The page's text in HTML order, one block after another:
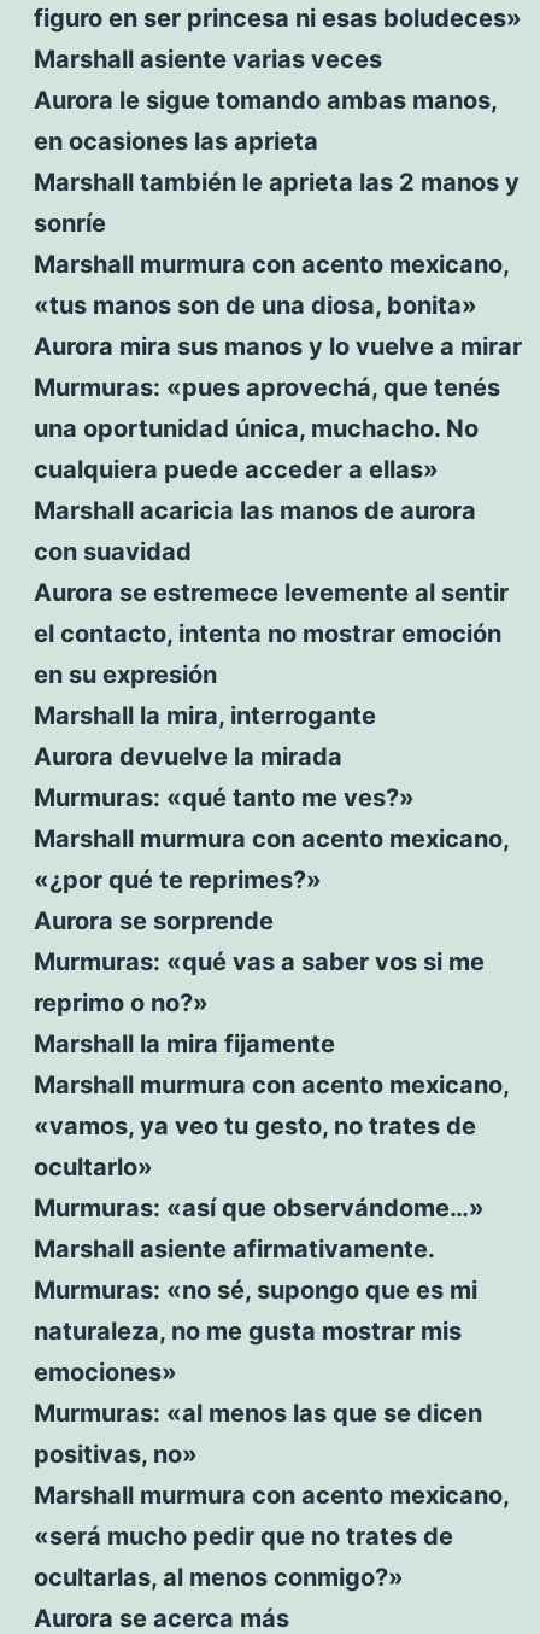
figuro en ser princesa ni esas boludeces»
Marshall asiente varias veces
Aurora le sigue tomando ambas manos,
en ocasiones las aprieta
Marshall también le aprieta las 2 manos y
sonríe
Marshall murmura con acento mexicano,
«tus manos son de una diosa, bonita»
Aurora mira sus manos y lo vuelve a mirar
Murmuras: «pues aprovechá, que tenés
una oportunidad única, muchacho. No
cualquiera puede acceder a ellas»
Marshall acaricia las manos de aurora
con suavidad
Aurora se estremece levemente al sentir
el contacto, intenta no mostrar emoción
en su expresión
Marshall la mira, interrogante
Aurora devuelve la mirada
Murmuras: «qué tanto me ves?»
Marshall murmura con acento mexicano,
«¿por qué te reprimes?»
Aurora se sorprende
Murmuras: «qué vas a saber vos si me
reprimo o no?»
Marshall la mira fijamente
Marshall murmura con acento mexicano,
«vamos, ya veo tu gesto, no trates de
ocultarlo»
Murmuras: «así que observándome…»
Marshall asiente afirmativamente.
Murmuras: «no sé, supongo que es mi
naturaleza, no me gusta mostrar mis
emociones»
Murmuras: «al menos las que se dicen
positivas, no»
Marshall murmura con acento mexicano,
«será mucho pedir que no trates de
ocultarlas, al menos conmigo?»
Aurora se acerca más